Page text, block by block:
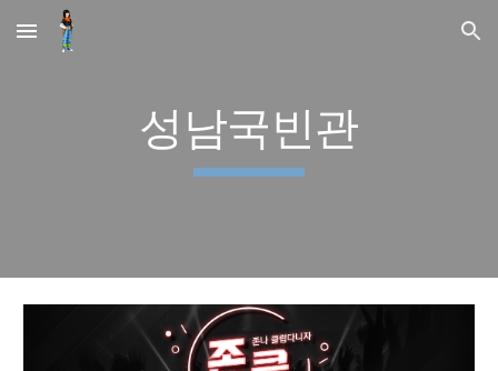
Skip to main content Skip to navigation
성남국빈관